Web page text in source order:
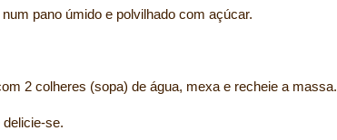
pano úmido e polvilhado com açúcar.
2 colheres (sopa) de água, mexa e recheie a massa.
se.